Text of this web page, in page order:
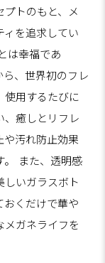
トのもと、メ
を追求してい
は幸福であ
ら、世界初のフレ
使用するたびに
、癒しとリフレ
や汚れ防止効果
。 また、透明感
いガラスボト
くだけで華や
ガネライフを